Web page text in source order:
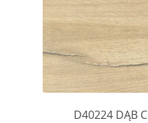
D40224 DĄB